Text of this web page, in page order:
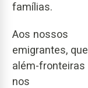
famílias.
Aos nossos
emigrantes, que
além-fronteiras
nos